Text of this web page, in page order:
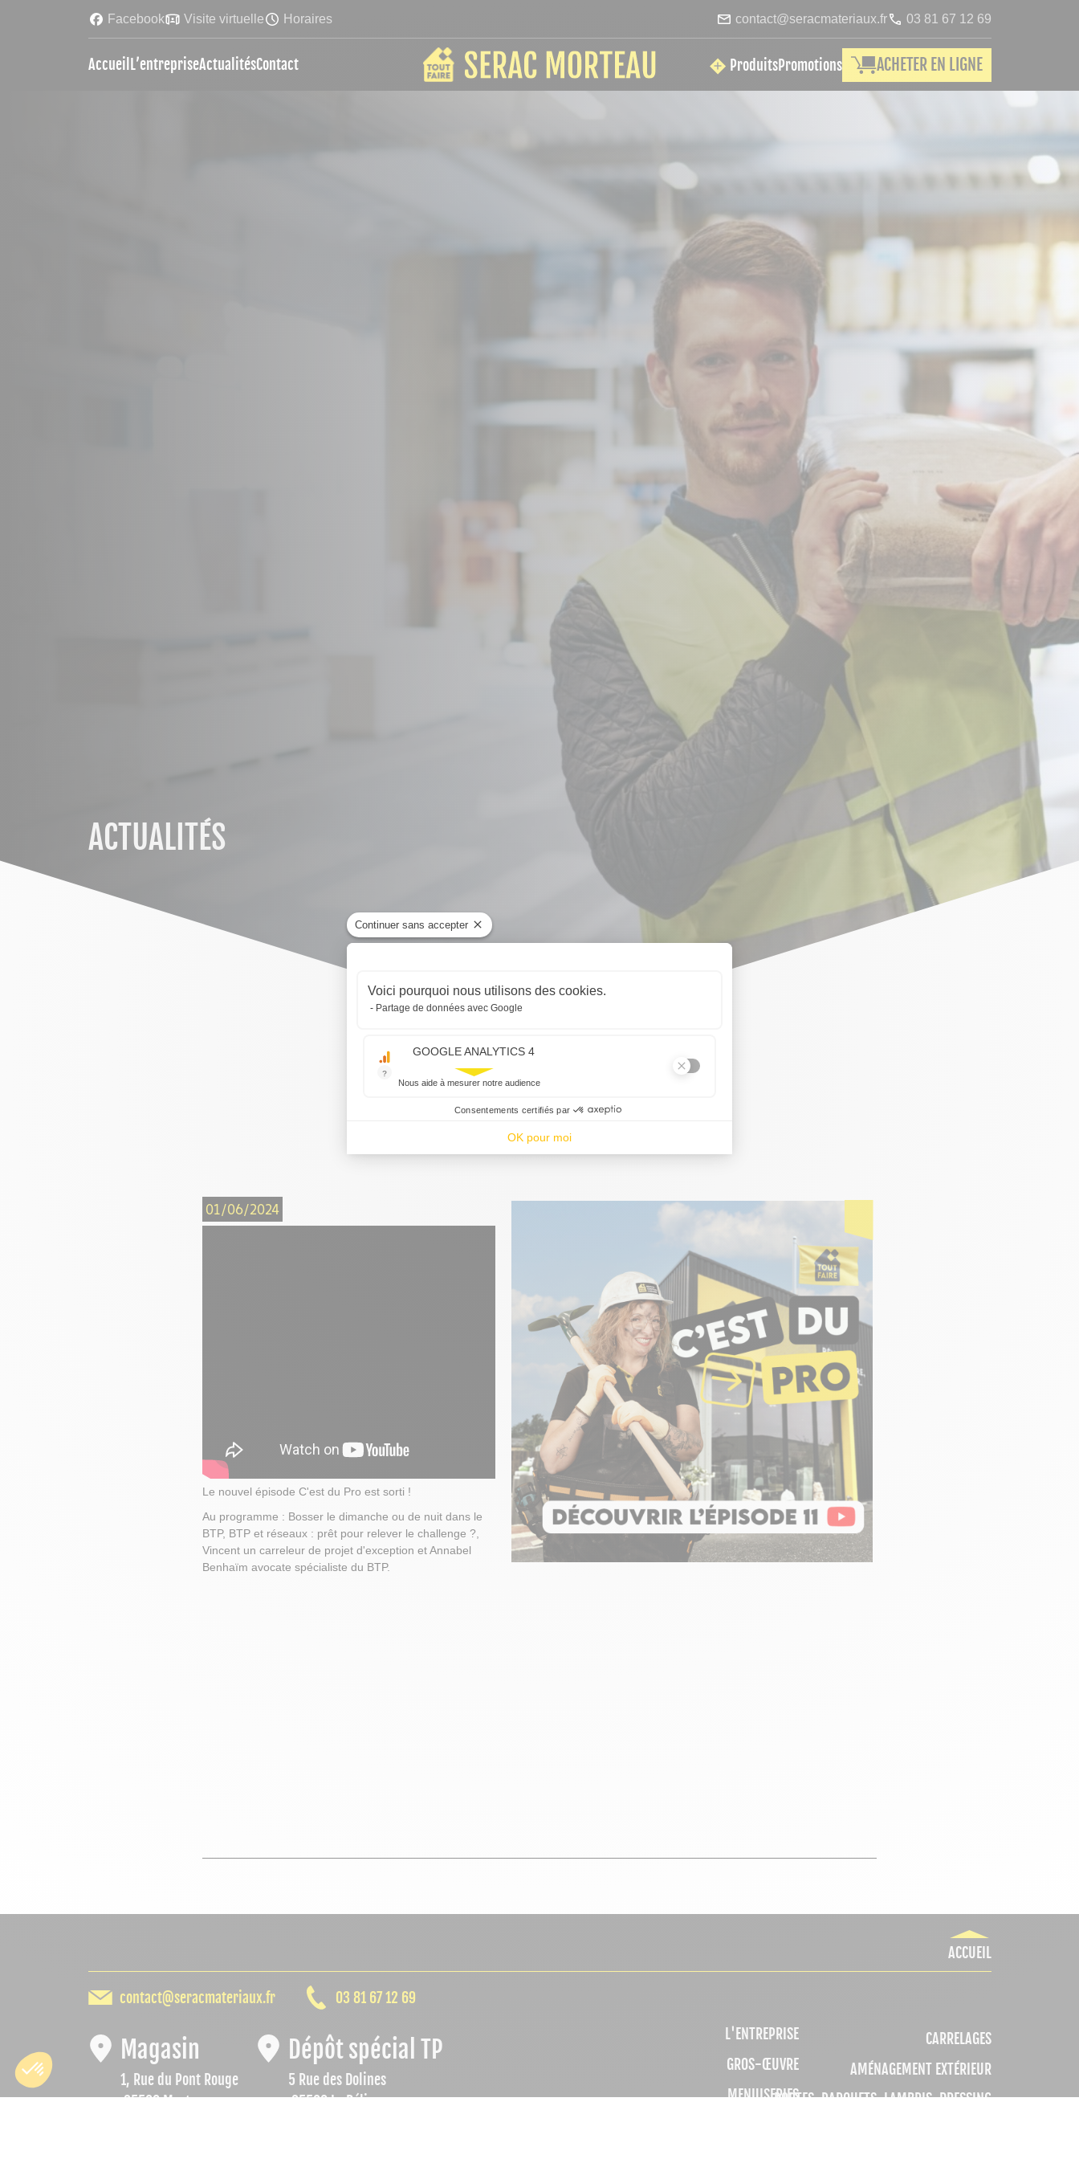
Continuer sans accepter
Plateforme de Gestion du Consentement : Personnalisez vos Options
Voici pourquoi nous utilisons des cookies.
Partage de données avec Google
?
GOOGLE ANALYTICS 4
Nous aide à mesurer notre audience
Consentements certifiés par
OK pour moi
Axeptio consent
Facebook Visite virtuelle Horaires contact@seracmateriaux.fr 03 81 67 12 69
Accueil L’entrepriseActualitésContact ProduitsPromotions ACHETER EN LIGNE
C'EST DU PRO #11
ACTUALITÉS
01/06/2024
Le nouvel épisode C'est du Pro est sorti !
Au programme : Bosser le dimanche ou de nuit dans le
BTP, BTP et réseaux : prêt pour relever le challenge ?,
Vincent un carreleur de projet d'exception et Annabel
Benhaïm avocate spécialiste du BTP.
ACCUEIL
contact@seracmateriaux.fr 03 81 67 12 69
Magasin
1, Rue du Pont Rouge
25500 Morteau
Dépôt spécial TP
5 Rue des Dolines
25500 Le Bélieu
L'ENTREPRISE
GROS-ŒUVRE
MENUISERIES
CARRELAGES
AMÉNAGEMENT EXTÉRIEUR
PORTES, PARQUETS, LAMBRIS, DRESSING